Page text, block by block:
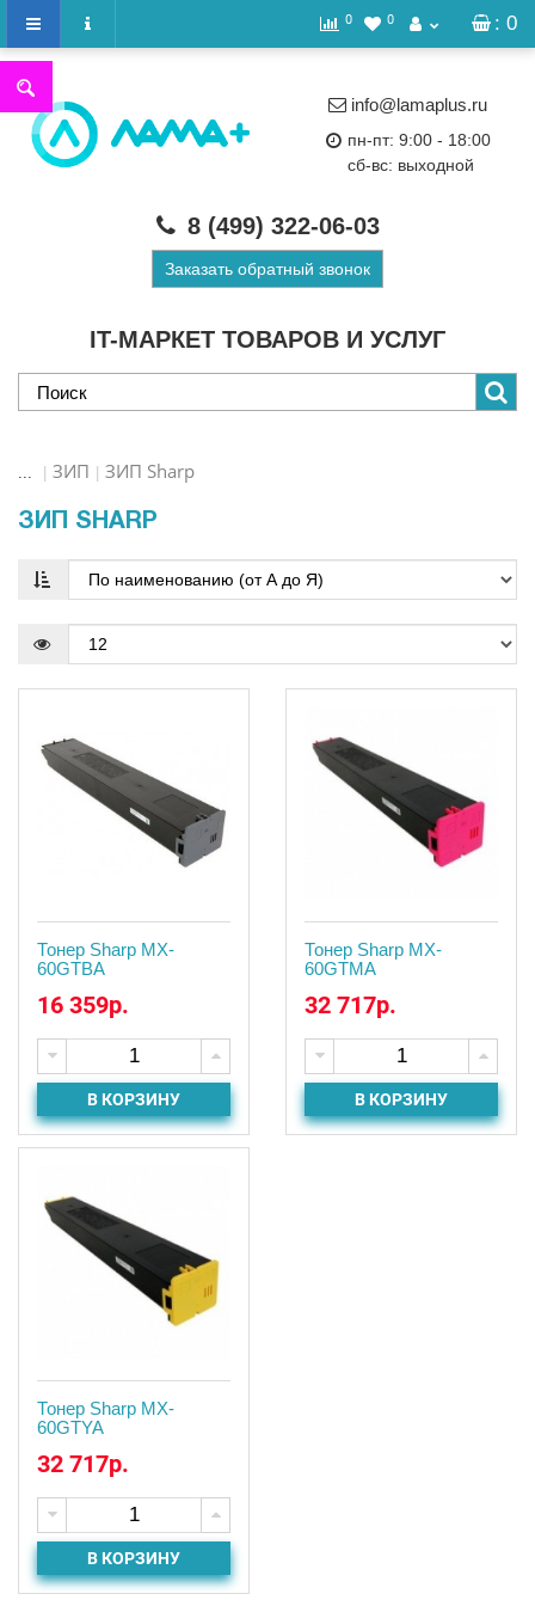
: 0
0 0
IT-МАРКЕТ ТОВАРОВ И УСЛУГ
info@lamaplus.ru
пн-пт: 9:00 - 18:00
сб-вс: выходной
8 (499) 322-06-03
Заказать обратный звонок
... ЗИП ЗИП Sharp
ЗИП SHARP
Тонер Sharp MX-
60GTBA
16 359р.
В КОРЗИНУ
Тонер Sharp MX-
60GTMA
32 717р.
В КОРЗИНУ
Тонер Sharp MX-
60GTYA
32 717р.
В КОРЗИНУ